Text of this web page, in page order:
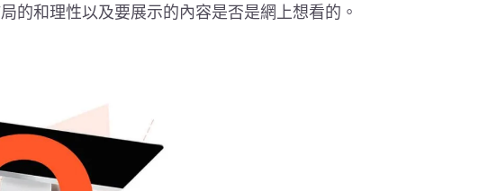
的和理性以及要展示的內容是否是網上想看的。